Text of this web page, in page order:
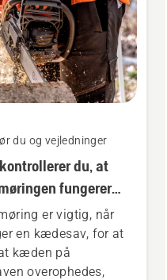
du og vejledninger
du, at
fungerer
er vigtig, når
en kædesav, for at
kæden på
overophedes,